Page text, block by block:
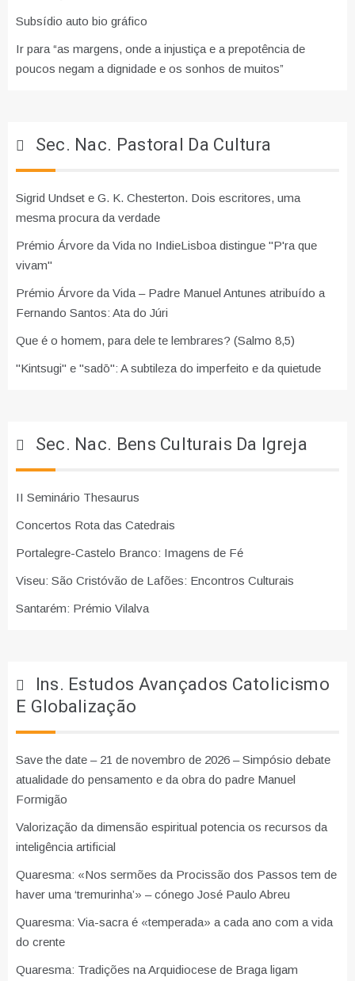
Subsídio auto bio gráfico
Ir para “as margens, onde a injustiça e a prepotência de
poucos negam a dignidade e os sonhos de muitos”
Sec. Nac. Pastoral Da Cultura
Sigrid Undset e G. K. Chesterton. Dois escritores, uma
mesma procura da verdade
Prémio Árvore da Vida no IndieLisboa distingue "P'ra que
vivam"
Prémio Árvore da Vida – Padre Manuel Antunes atribuído a
Fernando Santos: Ata do Júri
Que é o homem, para dele te lembrares? (Salmo 8,5)
"Kintsugi" e "sadō": A subtileza do imperfeito e da quietude
Sec. Nac. Bens Culturais Da Igreja
II Seminário Thesaurus
Concertos Rota das Catedrais
Portalegre-Castelo Branco: Imagens de Fé
Viseu: São Cristóvão de Lafões: Encontros Culturais
Santarém: Prémio Vilalva
Ins. Estudos Avançados Catolicismo
E Globalização
Save the date – 21 de novembro de 2026 – Simpósio debate
atualidade do pensamento e da obra do padre Manuel
Formigão
Valorização da dimensão espiritual potencia os recursos da
inteligência artificial
Quaresma: «Nos sermões da Procissão dos Passos tem de
haver uma ‘tremurinha’» – cónego José Paulo Abreu
Quaresma: Via-sacra é «temperada» a cada ano com a vida
do crente
Quaresma: Tradições na Arquidiocese de Braga ligam